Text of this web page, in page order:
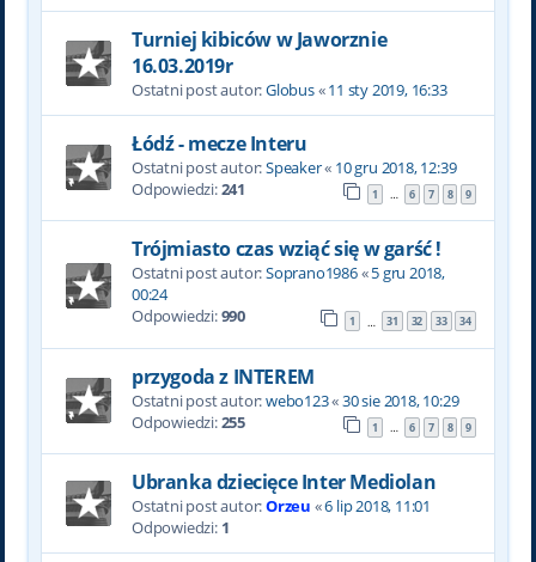
Turniej kibiców w Jaworznie
16.03.2019r
Ostatni post autor:Globus«11 sty 2019, 16:33
Łódź - mecze Interu
Ostatni post autor:Speaker« 10 gru 2018, 12:39
Odpowiedzi:241 1 … 6 7 8 9
Trójmiasto czas wziąć się w garść !
Ostatni post autor:Soprano1986«5 gru 2018,
00:24
Odpowiedzi:990 1 … 31 32 33 34
przygoda z INTEREM
Ostatni post autor:webo123«30 sie 2018, 10:29
Odpowiedzi:255 1 … 6 7 8 9
Ubranka dziecięce Inter Mediolan
Ostatni post autor:Orzeu «6 lip 2018, 11:01
Odpowiedzi: 1